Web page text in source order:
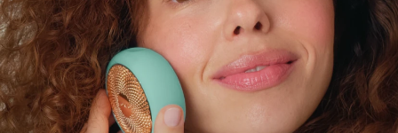
Mina beställningar
Mina adresser
Mina prenumerationer
issa™ Teeth Whitening Set
Français
Italiano
Português
Polski
Svenska
Русский
Türkçe
简体中文 繁體中文